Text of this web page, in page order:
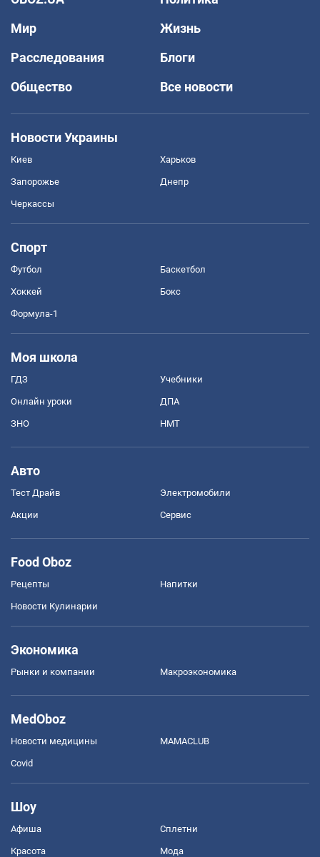
Мир
Жизнь
Расследования
Блоги
Общество
Все новости
Новости Украины
Киев Харьков
Запорожье Днепр
Черкассы
Спорт
Футбол Баскетбол
Хоккей Бокс
Формула-1
Моя школа
ГДЗ Учебники
Онлайн уроки ДПА
ЗНО НМТ
Авто
Тест Драйв Электромобили
Акции Сервис
Food Oboz
Рецепты Напитки
Новости Кулинарии
Экономика
Рынки и компании Mакроэкономика
MedOboz
Новости медицины MAMACLUB
Covid
Шоу
Афиша Сплетни
Красота Мода